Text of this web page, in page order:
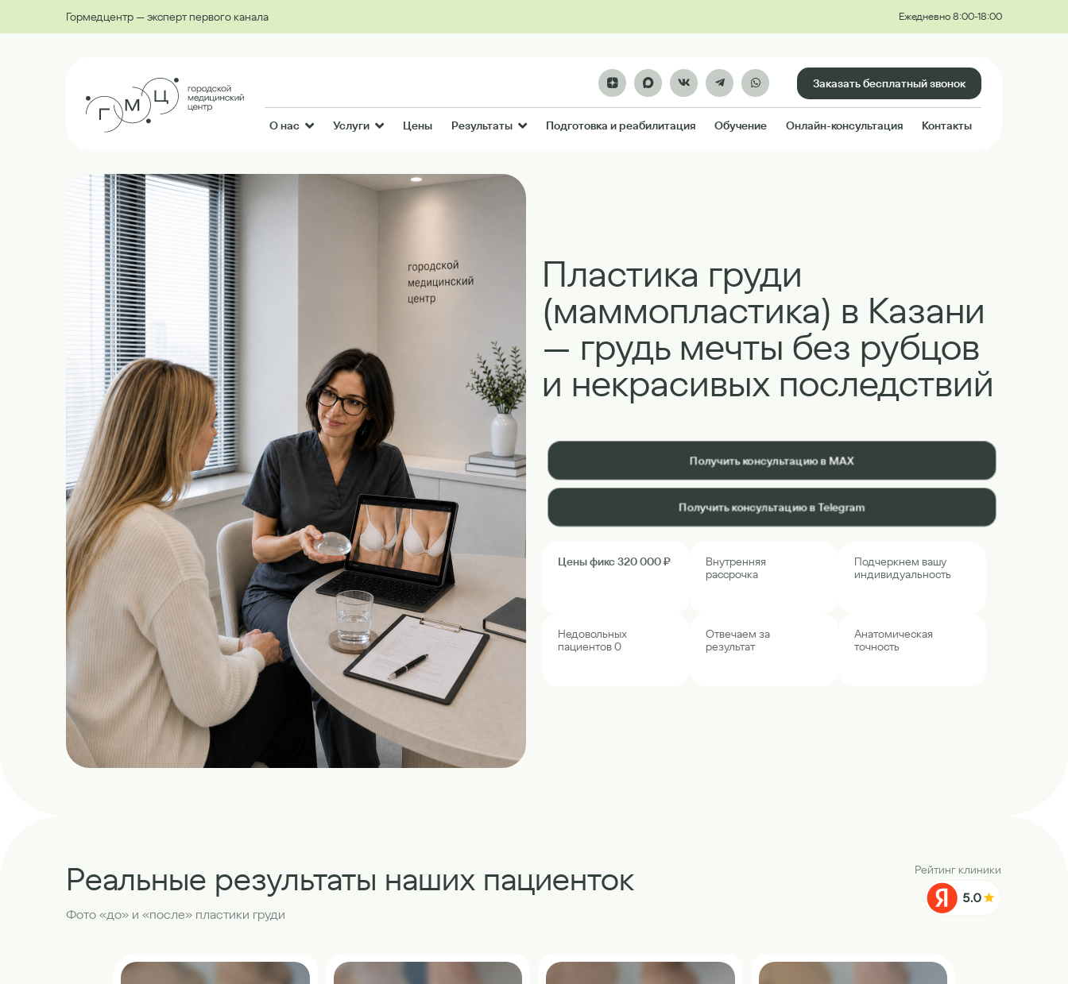
Гормедцентр — эксперт первого канала Ежедневно 8:00-18:00
Заказать бесплатный звонок
О нас Услуги Цены Результаты Подготовка и реабилитация Обучение Онлайн-консультация Контакты
Пластика груди
(маммопластика) в Казани
— грудь мечты без рубцов
и некрасивых последствий
Получить консультацию в MAX
Получить консультацию в Telegram
Цены фикс 320 000 ₽
Внутренняя
рассрочка
Подчеркнем вашу
индивидуальность
Недовольных
пациентов 0
Отвечаем за
результат
Анатомическая
точность
Реальные результаты наших пациенток
Фото «до» и «после» пластики груди
Рейтинг клиники